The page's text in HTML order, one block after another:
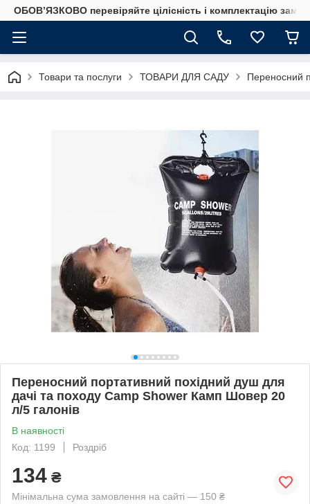
ОБОВ’ЯЗКОВО перевіряйте цілісність і комплектацію
Товари та послуги ТОВАРИ ДЛЯ САДУ Переносний
Переносний портативний похідний душ для
дачі та походу Camp Shower Камп Шовер 20
л/5 галонів
В наявності
Код: 1199
Роздріб
134 ₴
Мінімальна сума замовлення на сайті — 150 ₴